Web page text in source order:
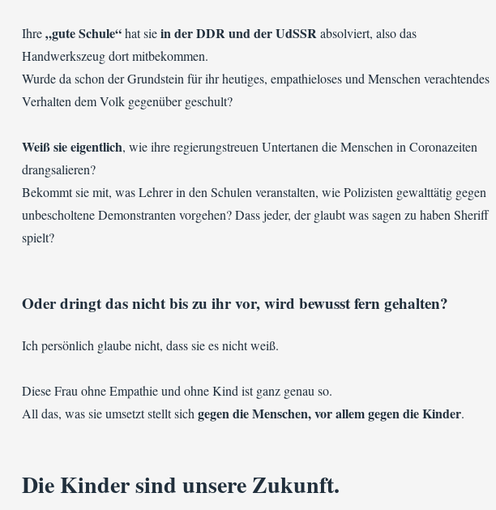
Ihre„gute Schule“hat siein der DDR und der UdSSRabsolviert, also das
Handwerkszeug dort mitbekommen.
Wurde da schon der Grundstein für ihr heutiges, empathieloses und Menschen verachtendes
Verhalten dem Volk gegenüber geschult?
Weiß sie eigentlich, wie ihre regierungstreuen Untertanen die Menschen in Coronazeiten
drangsalieren?
Bekommt sie mit, was Lehrer in den Schulen veranstalten, wie Polizisten gewalttätig gegen
unbescholtene Demonstranten vorgehen? Dass jeder, der glaubt was sagen zu haben Sheriff
spielt?
Oder dringt das nicht bis zu ihr vor, wird bewusst fern gehalten?
Ich persönlich glaube nicht, dass sie es nicht weiß.
Diese Frau ohne Empathie und ohne Kind ist ganz genau so.
All das, was sie umsetzt stellt sich gegen die Menschen, vor allem gegen die Kinder.
Die Kinder sind unsere Zukunft.